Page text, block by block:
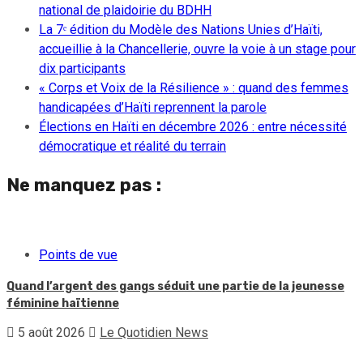
national de plaidoirie du BDHH
La 7ᵉ édition du Modèle des Nations Unies d’Haïti,
accueillie à la Chancellerie, ouvre la voie à un stage pour
dix participants
« Corps et Voix de la Résilience » : quand des femmes
handicapées d’Haïti reprennent la parole
Élections en Haïti en décembre 2026 : entre nécessité
démocratique et réalité du terrain
Ne manquez pas :
Points de vue
Quand l’argent des gangs séduit une partie de la jeunesse
féminine haïtienne
5 août 2026 Le Quotidien News